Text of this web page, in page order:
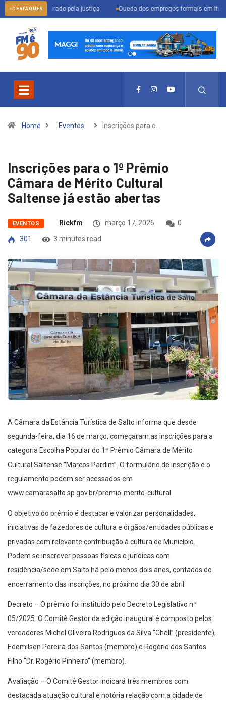
DESTAQUES
procurado pela justiça Queda dos empregos formais em Itu reflete
Home Eventos Inscrições para o…
Inscrições para o 1º Prêmio
Câmara de Mérito Cultural
Saltense já estão abertas
EVENTOS Rickfm março 17, 2026
0
301
3 minutes read
A Câmara da Estância Turística de Salto informa que desde
segunda-feira, dia 16 de março, começaram as inscrições para a
categoria Escolha Popular do 1º Prêmio Câmara de Mérito
Cultural Saltense “Marcos Pardim”. O formulário de inscrição e o
regulamento podem ser acessados em
www.camarasalto.sp.gov.br/premio-merito-cultural.
O objetivo do prêmio é destacar e valorizar personalidades,
iniciativas de fazedores de cultura e órgãos/entidades públicas e
privadas com relevante contribuição à cultura do Município.
Podem se inscrever pessoas físicas e jurídicas com
residência/sede em Salto há pelo menos dois anos, contados do
encerramento das inscrições, no próximo dia 30 de abril.
Decreto – O prêmio foi instituído pelo Decreto Legislativo nº
05/2025. O Comitê Gestor da edição inaugural é composto pelos
vereadores Michel Oliveira Rodrigues da Silva “Chell” (presidente),
Edemilson Pereira dos Santos (membro) e Rogério dos Santos
Filho “Dr. Rogério Pinheiro” (membro).
Avaliação – O Comitê Gestor indicará três membros com
destacada atuação cultural e notória relação com a cidade de